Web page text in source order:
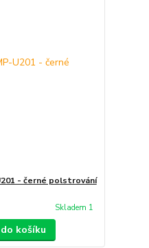
- černé polstrování
Skladem 1
košíku